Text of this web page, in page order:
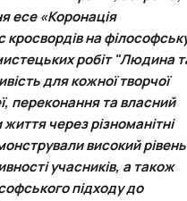
філології
культури і спорту
та міжнародної
есе «Коронація
на
робіт "Людина
для кожної творчої
переконання та власний
через різноманітні
високий рівень
учасників, а також
підходу до